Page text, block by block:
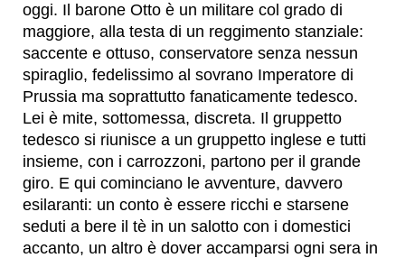
oggi. Il barone Otto è un militare col grado di
maggiore, alla testa di un reggimento stanziale:
saccente e ottuso, conservatore senza nessun
spiraglio, fedelissimo al sovrano Imperatore di
Prussia ma soprattutto fanaticamente tedesco.
Lei è mite, sottomessa, discreta. Il gruppetto
tedesco si riunisce a un gruppetto inglese e tutti
insieme, con i carrozzoni, partono per il grande
giro. E qui cominciano le avventure, davvero
esilaranti: un conto è essere ricchi e starsene
seduti a bere il tè in un salotto con i domestici
accanto, un altro è dover accamparsi ogni sera in